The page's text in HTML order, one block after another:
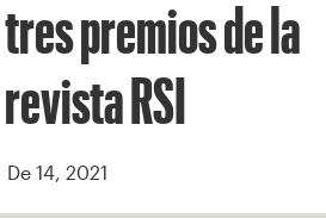
tres premios de la
revista RSI
De 14, 2021